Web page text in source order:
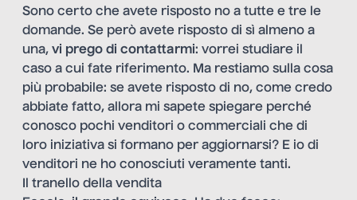
Sono certo che avete risposto no a tutte e tre le
domande. Se però avete risposto di sì almeno a
una, vi prego di contattarmi: vorrei studiare il
caso a cui fate riferimento. Ma restiamo sulla cosa
più probabile: se avete risposto di no, come credo
abbiate fatto, allora mi sapete spiegare perché
conosco pochi venditori o commerciali che di
loro iniziativa si formano per aggiornarsi? E io di
venditori ne ho conosciuti veramente tanti.
Il tranello della vendita